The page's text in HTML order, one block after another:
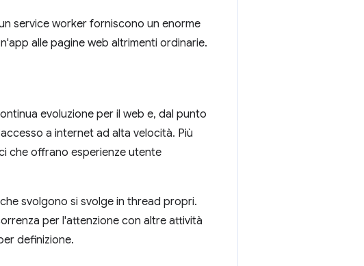
service worker forniscono un enorme
alle pagine web altrimenti ordinarie.
evoluzione per il web e, dal punto
a internet ad alta velocità. Più
che offrano esperienze utente
svolgono si svolge in thread propri.
per l'attenzione con altre attività
definizione.